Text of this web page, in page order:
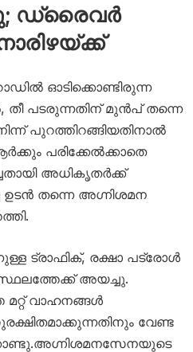
ഡ്രൈവർ
ഓടിക്കൊണ്ടിരുന്ന
തീ പടരുന്നതിന് മുൻപ് തന്നെ
പുറത്തിറങ്ങിയതിനാൽ
പരിക്കേൽക്കാതെ
അധികൃതർക്ക്
ഉടൻ തന്നെ അഗ്നിശമന
ട്രാഫിക്, രക്ഷാ പട്രോൾ
അയച്ചു.
മറ്റ് വാഹനങ്ങൾ
വേണ്ട